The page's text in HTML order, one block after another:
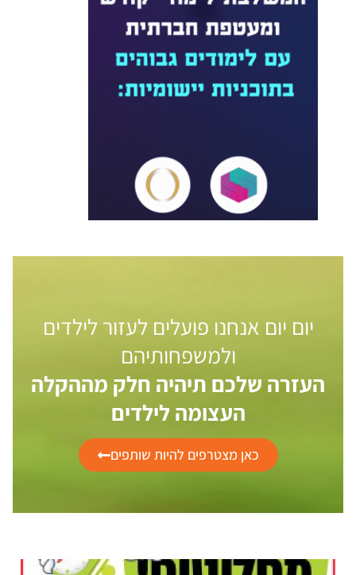
יום אנחנו פועלים לעזור לילדים
ולמשפחותיהם
שלכם תיהיה חלק מההקלה
העצומה לילדים
כאן מצטרפים להיות שותפים